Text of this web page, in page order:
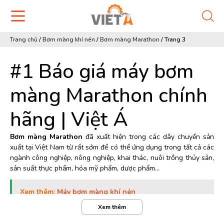
Trang chủ /Bơm màng khí nén /Bơm màng Marathon /Trang 3
#1 Báo giá máy bơm
màng Marathon chính
hãng | Việt Á
Bơm màng Marathon đã xuất hiện trong các dây chuyền sản
xuất tại Việt Nam từ rất sớm để có thể ứng dụng trong tất cả các
ngành công nghiệp, nông nghiệp, khai thác, nuôi trồng thủy sản,
sản suất thực phẩm, hóa mỹ phẩm, dược phẩm…
Xem thêm: Máy bơm màng khí nén
Xem thêm